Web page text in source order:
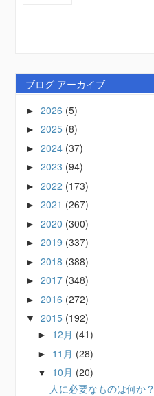
ブログ アーカイブ
►2026 (5)
►2025 (8)
►2024 (37)
►2023 (94)
►2022 (173)
►2021 (267)
►2020 (300)
►2019 (337)
►2018 (388)
►2017 (348)
►2016 (272)
▼2015 (192)
► 12月 (41)
► 11月 (28)
▼ 10月 (20)
人に必要なものは何か？